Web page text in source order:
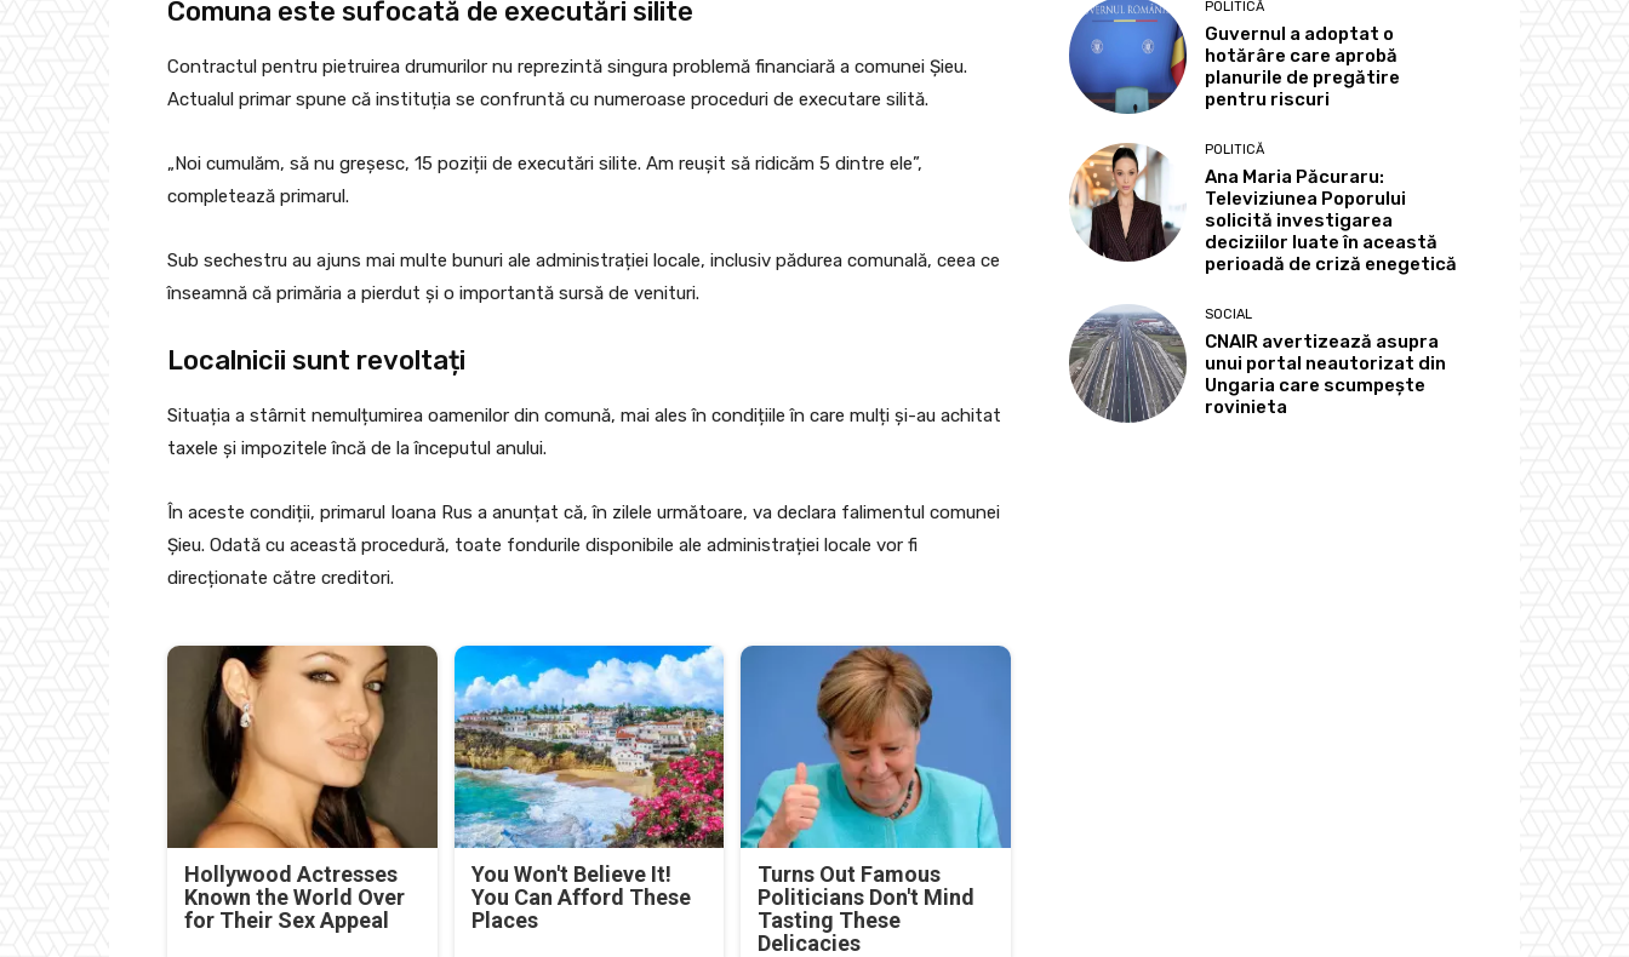
Comuna este sufocată de executări silite
Contractul pentru pietruirea drumurilor nu reprezintă singura problemă financiară a comunei Șieu.
Actualul primar spune că instituția se confruntă cu numeroase proceduri de executare silită.
„Noi cumulăm, să nu greșesc, 15 poziții de executări silite. Am reușit să ridicăm 5 dintre ele”,
completează primarul.
Sub sechestru au ajuns mai multe bunuri ale administrației locale, inclusiv pădurea comunală, ceea ce
înseamnă că primăria a pierdut și o importantă sursă de venituri.
Localnicii sunt revoltați
Situația a stârnit nemulțumirea oamenilor din comună, mai ales în condițiile în care mulți și-au achitat
taxele și impozitele încă de la începutul anului.
În aceste condiții, primarul Ioana Rus a anunțat că, în zilele următoare, va declara falimentul comunei
Șieu. Odată cu această procedură, toate fondurile disponibile ale administrației locale vor fi
direcționate către creditori.
Hollywood Actresses
Known the World Over
for Their Sex Appeal
You Won't Believe It!
You Can Afford These
Places
Turns Out Famous
Politicians Don't Mind
Tasting These
Delicacies
POLITICĂ
Guvernul a adoptat o
hotărâre care aprobă
planurile de pregătire
pentru riscuri
POLITICĂ
Ana Maria Păcuraru:
Televiziunea Poporului
solicită investigarea
deciziilor luate în această
perioadă de criză enegetică
SOCIAL
CNAIR avertizează asupra
unui portal neautorizat din
Ungaria care scumpește
rovinieta